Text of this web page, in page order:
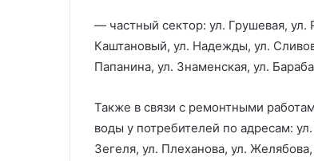
— частный сектор: ул. Грушевая, ул.
Каштановый, ул. Надежды, ул.
Папанина, ул. Знаменская, ул.
Также в связи с ремонтными
воды у потребителей по адресам:
Зегеля, ул. Плеханова, ул.